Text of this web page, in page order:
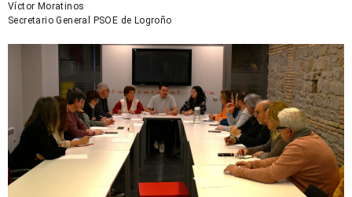
Víctor Moratinos
Secretario General PSOE de Logroño